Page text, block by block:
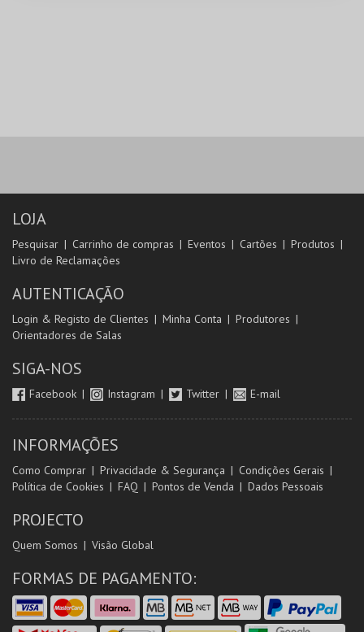
LOJA
Pesquisar Carrinho de compras Eventos Cartões
Produtos
Livro de Reclamações
AUTENTICAÇÃO
Login & Registo de Clientes Minha Conta
Produtores
Orientadores de Salas
SIGA-NOS
Facebook Instagram Twitter E-mail
INFORMAÇÕES
Como Comprar Privacidade & Segurança
Condições Gerais
Política de Cookies
FAQ Pontos de Venda Dados Pessoais
PROJECTO
Quem Somos Visão Global
FORMAS DE PAGAMENTO: